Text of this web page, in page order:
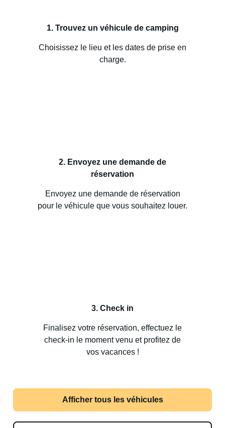
1. Trouvez un véhicule de camping
Choisissez le lieu et les dates de prise en
charge.
2. Envoyez une demande de
réservation
Envoyez une demande de réservation
pour le véhicule que vous souhaitez louer.
3. Check in
Finalisez votre réservation, effectuez le
check-in le moment venu et profitez de
vos vacances !
Afficher tous les véhicules